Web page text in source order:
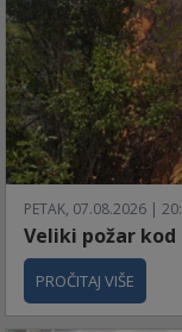
PETAK, 07.08.2026 |
Veliki požar
PROČITAJ VIŠE